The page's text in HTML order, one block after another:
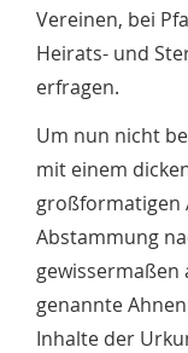
Vereinen, bei
Heirats- und
erfragen.
Um nun nicht
mit einem
großformatigen
Abstammung
gewissermaßen
genannte
Inhalte der